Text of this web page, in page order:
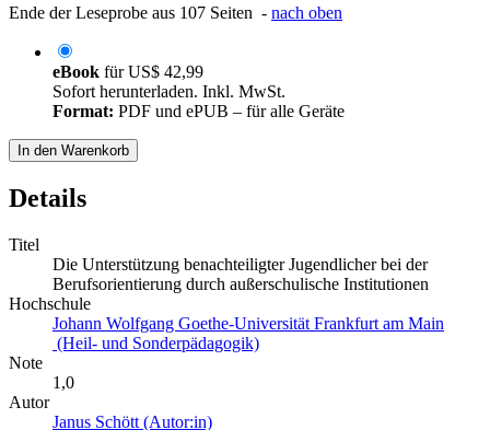
Ende der Leseprobe aus 107 Seiten - nach oben
eBook fürUS$ 42,99
Sofort herunterladen. Inkl. MwSt.
Format: PDF und ePUB – für alle Geräte
In den Warenkorb
Details
Titel
Die Unterstützung benachteiligter Jugendlicher bei der
Berufsorientierung durch außerschulische Institutionen
Hochschule
Johann Wolfgang Goethe-Universität Frankfurt am Main
(Heil- und Sonderpädagogik)
Note
1,0
Autor
Janus Schött (Autor:in)